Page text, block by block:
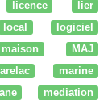
licence
lier
local
logiciel
maison
MAJ
marine
mediation